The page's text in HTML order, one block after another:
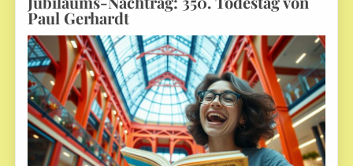
Paul Gerhardt